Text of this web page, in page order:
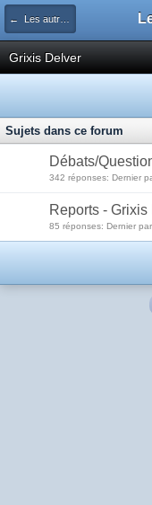
← Les autres decks du Legacy
Grixis Delver
Sujets dans ce forum
Débats/
342 réponses: Dernier
Reports - Grixis
85 réponses: Dernier